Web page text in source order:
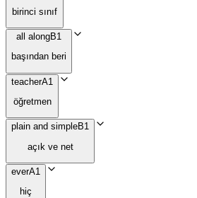
birinci sınıf
all alongB1
başından beri
teacherA1
öğretmen
plain and simpleB1
açık ve net
everA1
hiç